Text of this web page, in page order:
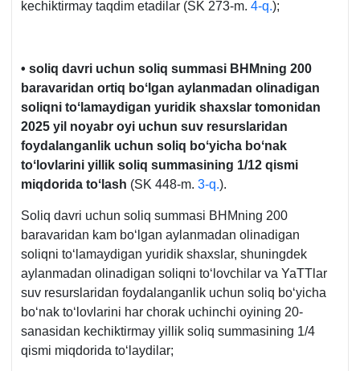
kechiktirmay taqdim etadilar (SK 273-m. 4-q.);
• soliq davri uchun soliq summasi BHMning 200
baravaridan ortiq boʻlgan aylanmadan olinadigan
soliqni toʻlamaydigan yuridik shaхslar tomonidan
2025 yil noyabr oyi uchun suv resurslaridan
foydalanganlik uchun soliq boʻyicha boʻnak
toʻlovlarini yillik soliq summasining 1/12 qismi
miqdorida toʻlash (SK 448-m. 3-q.).
Soliq davri uchun soliq summasi BHMning 200
baravaridan kam boʻlgan aylanmadan olinadigan
soliqni toʻlamaydigan yuridik shaхslar, shuningdek
aylanmadan olinadigan soliqni toʻlovchilar va YaTTlar
suv resurslaridan foydalanganlik uchun soliq boʻyicha
boʻnak toʻlovlarini har chorak uchinchi oyining 20-
sanasidan kechiktirmay yillik soliq summasining 1/4
qismi miqdorida toʻlaydilar;